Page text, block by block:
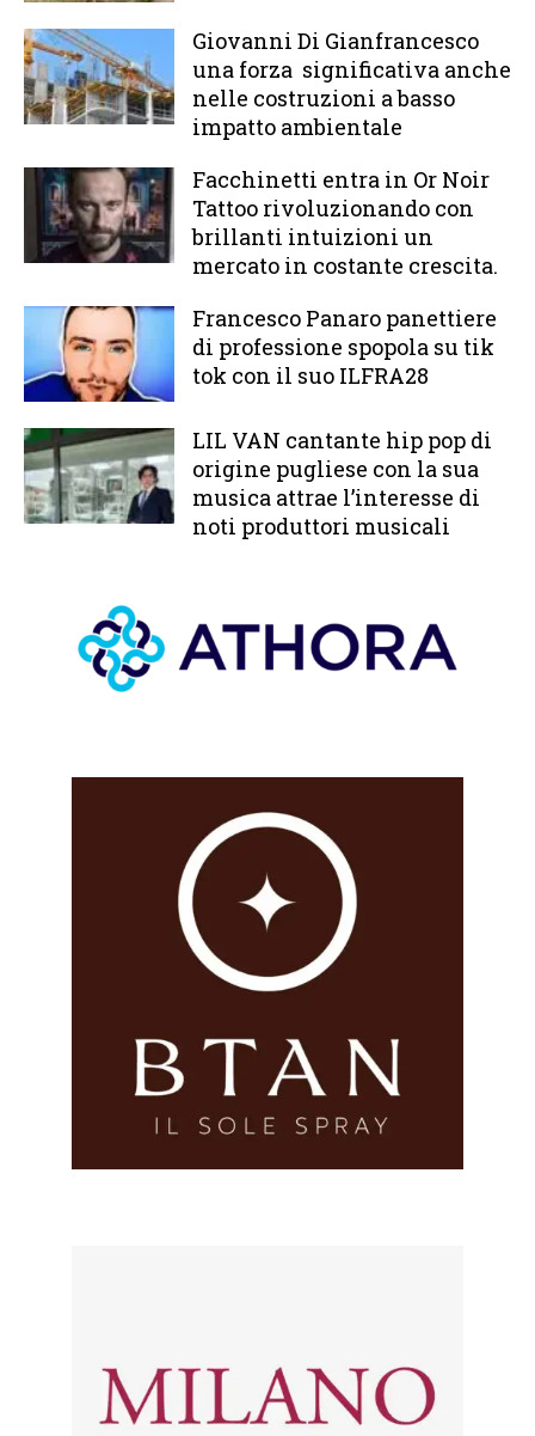
Giovanni Di Gianfrancesco
una forza significativa anche
nelle costruzioni a basso
impatto ambientale
Facchinetti entra in Or Noir
Tattoo rivoluzionando con
brillanti intuizioni un
mercato in costante crescita.
Francesco Panaro panettiere
di professione spopola su tik
tok con il suo ILFRA28
LIL VAN cantante hip pop di
origine pugliese con la sua
musica attrae l’interesse di
noti produttori musicali